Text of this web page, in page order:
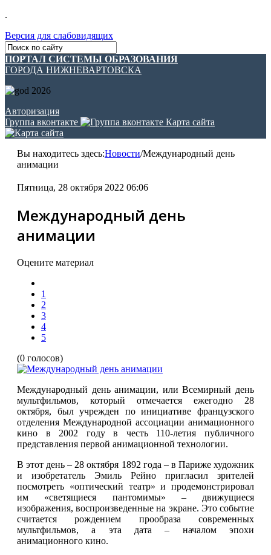
.
Версия для слабовидящих
ПОРТАЛ СИСТЕМЫ ОБРАЗОВАНИЯ
ГОРОДА НИЖНЕВАРТОВСКА
Авторизация
Группа вконтакте
Карта сайта
Вы находитесь здесь:Новости/Международный день
анимации
Пятница, 28 октября 2022 06:06
Международный день
анимации
Оцените материал
1
2
3
4
5
(0 голосов)
Международный день анимации, или Всемирный день
мультфильмов, который отмечается ежегодно 28
октября, был учрежден по инициативе французского
отделения Международной ассоциации анимационного
кино в 2002 году в честь 110-летия публичного
представления первой анимационной технологии.
В этот день – 28 октября 1892 года – в Париже художник
и изобретатель Эмиль Рейно пригласил зрителей
посмотреть «оптический театр» и продемонстрировал
им «светящиеся пантомимы» – движущиеся
изображения, воспроизведенные на экране. Это событие
считается рождением прообраза современных
мультфильмов, а эта дата – началом эпохи
анимационного кино.